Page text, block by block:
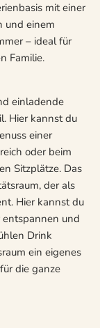
mit einer
und einem
– ideal für
Familie.
einladende
Hier kannst du
einer
oder beim
Sitzplätze. Das
der als
Hier kannst du
entspannen und
Drink
ein eigenes
die ganze